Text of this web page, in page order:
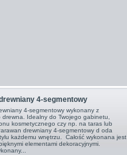
4-segmentowy
4-segmentowy wykonany z
Idealny do Twojego gabinetu,
kosmetycznego czy np. na taras lub
drewniany 4-segmentowy d oda
każdemu wnętrzu. Całość wykonana jest
elementami dekoracyjnymi.